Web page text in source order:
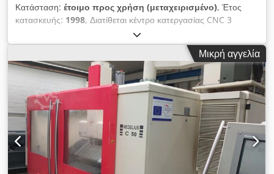
Κατάσταση: έτοιμο προς χρήση (μεταχειρισμένο), Έτος
κατασκευής: 1998, Διατίθεται κέντρο κατεργασίας CNC 3
αξόνων Hedelius. Διαδρομές X/Y/Z:
2490mm/630mm/750mm, διαστάσεις τραπεζιού X/Y:
3200mm/650mm, υποδοχή εργαλείου: SK40, στροφές: 8000
σ.α.λ., θέσεις εργαλείων: 48, χωρητικότητα δεξαμενής
ψυκτικού: 350l. Διαστάσεις μηχανήματος X/Y/Z: περ.
6500mm/3700mm/3700mm, βάρος: περ. 16500kg, έλεγχος:
Heidenhain TNC426. Συμπεριλαμβάνεται δεξαμενή ψυκτικού,
διαχωριζόμενος χώρος εργασίας, μεταφορέας ρινισμάτων και
εσωτερική ψύξη εργαλείου (IKZ). Διαθέσιμη τεκμηρίωση.
Δυνατότητα επιτόπιας επιθεώρησης. Cjdpfozhnrzex Agmeha
Μικρή αγγελία